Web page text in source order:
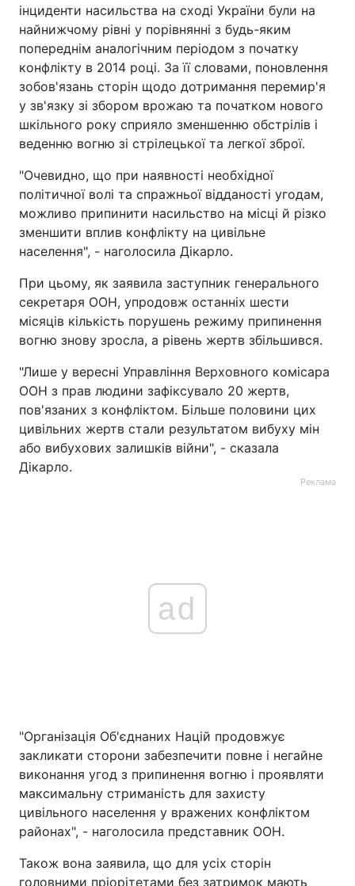
інциденти насильства на сході України були на
найнижчому рівні у порівнянні з будь-яким
попереднім аналогічним періодом з початку
конфлікту в 2014 році. За її словами, поновлення
зобов'язань сторін щодо дотримання перемир'я
у зв'язку зі збором врожаю та початком нового
шкільного року сприяло зменшенню обстрілів і
веденню вогню зі стрілецької та легкої зброї.
"Очевидно, що при наявності необхідної
політичної волі та спражньої відданості угодам,
можливо припинити насильство на місці й різко
зменшити вплив конфлікту на цивільне
населення", - наголосила Дікарло.
При цьому, як заявила заступник генерального
секретаря ООН, упродовж останніх шести
місяців кількість порушень режиму припинення
вогню знову зросла, а рівень жертв збільшився.
"Лише у вересні Управління Верховного комісара
ООН з прав людини зафіксувало 20 жертв,
пов'язаних з конфліктом. Більше половини цих
цивільних жертв стали результатом вибуху мін
або вибухових залишків війни", - сказала
Дікарло.
Реклама
ad
"Організація Об'єднаних Націй продовжує
закликати сторони забезпечити повне і негайне
виконання угод з припинення вогню і проявляти
максимальну стриманість для захисту
цивільного населення у вражених конфліктом
районах", - наголосила представник ООН.
Також вона заявила, що для усіх сторін
головними пріорітетами без затримок мають